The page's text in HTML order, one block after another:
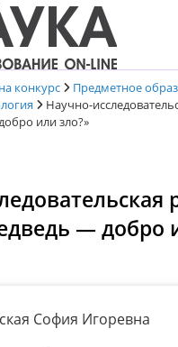
конкурс
Предметное
Научно-
или зло?»
— добро
София Игоревна